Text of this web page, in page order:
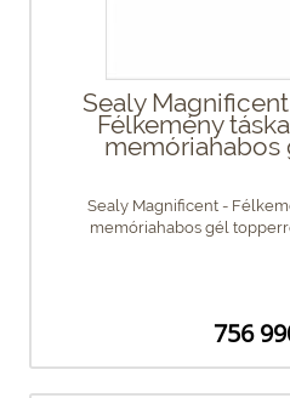
Sealy
Félkemény
Sealy Magnificent -
memóriahabos gél
756